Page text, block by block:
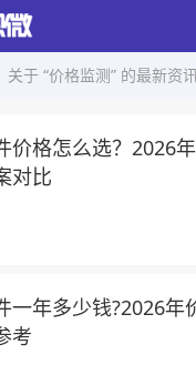
关于 “价格监测” 的最新资
价格怎么选？2026
对比
一年多少钱?2026年
考